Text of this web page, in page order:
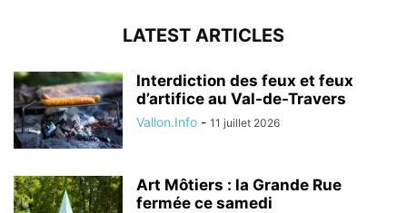
LATEST ARTICLES
Interdiction des feux et feux
d’artifice au Val-de-Travers
Vallon.Info - 11 juillet 2026
Art Môtiers : la Grande Rue
fermée ce samedi